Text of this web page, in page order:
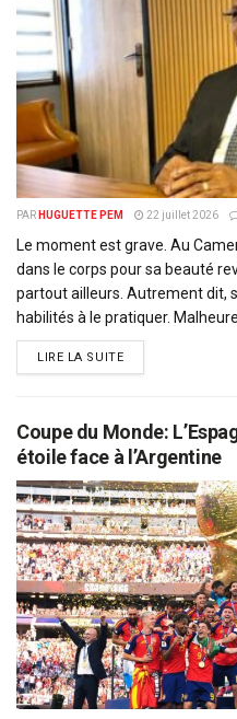
PAR HUGUETTE PEM 22 juillet 2026
Le moment est grave. Au
dans le corps pour sa beauté
partout ailleurs. Autrement dit,
habilités à le pratiquer.
LIRE LA SUITEDETAILS
Coupe du Monde:
étoile face à l’Argentine